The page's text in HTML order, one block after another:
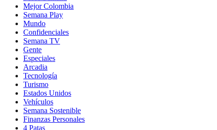
Mejor Colombia
Semana Play
Mundo
Confidenciales
Semana TV
Gente
Especiales
Arcadia
Tecnología
Turismo
Estados Unidos
Vehículos
Semana Sostenible
Finanzas Personales
4 Patas